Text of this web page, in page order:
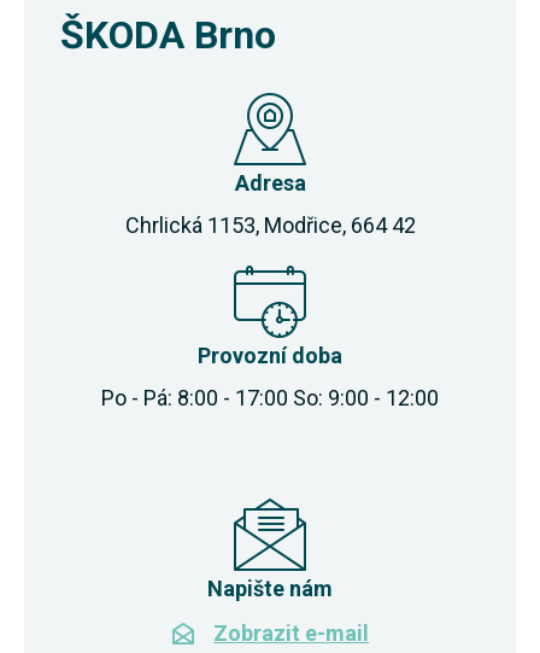
ŠKODA Brno
Adresa
Chrlická 1153, Modřice, 664 42
Provozní doba
Po - Pá: 8:00 - 17:00 So: 9:00 - 12:00
Napište nám
Zobrazit e-mail